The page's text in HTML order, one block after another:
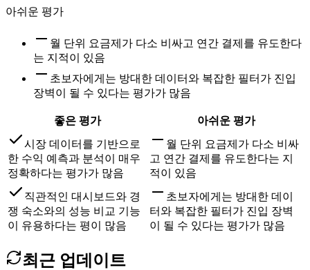
아쉬운 평가
월 단위 요금제가 다소 비싸고 연간 결제를 유도한다
는 지적이 있음
초보자에게는 방대한 데이터와 복잡한 필터가 진입
장벽이 될 수 있다는 평가가 많음
좋은 평가
아쉬운 평가
시장 데이터를 기반으로
한 수익 예측과 분석이 매우
정확하다는 평가가 많음
월 단위 요금제가 다소 비싸
고 연간 결제를 유도한다는 지
적이 있음
직관적인 대시보드와 경
쟁 숙소와의 성능 비교 기능
이 유용하다는 평이 많음
초보자에게는 방대한 데이
터와 복잡한 필터가 진입 장벽
이 될 수 있다는 평가가 많음
최근 업데이트